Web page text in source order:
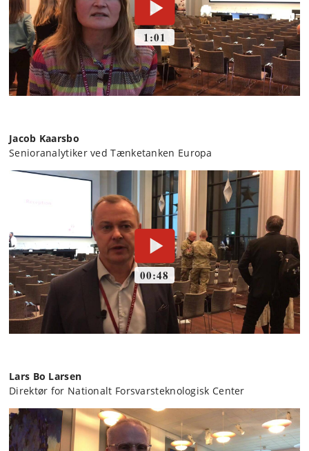
Jacob Kaarsbo
Senioranalytiker ved Tænketanken Europa
Lars Bo Larsen
Direktør for Nationalt Forsvarsteknologisk Center